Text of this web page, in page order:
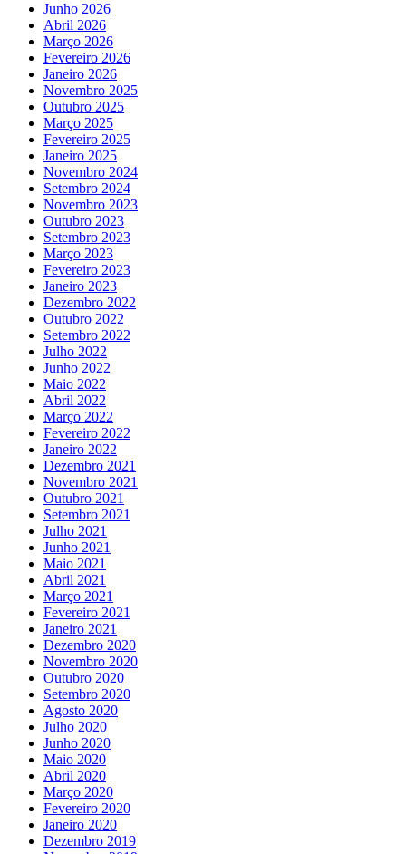
Junho 2026
Abril 2026
Março 2026
Fevereiro 2026
Janeiro 2026
Novembro 2025
Outubro 2025
Março 2025
Fevereiro 2025
Janeiro 2025
Novembro 2024
Setembro 2024
Novembro 2023
Outubro 2023
Setembro 2023
Março 2023
Fevereiro 2023
Janeiro 2023
Dezembro 2022
Outubro 2022
Setembro 2022
Julho 2022
Junho 2022
Maio 2022
Abril 2022
Março 2022
Fevereiro 2022
Janeiro 2022
Dezembro 2021
Novembro 2021
Outubro 2021
Setembro 2021
Julho 2021
Junho 2021
Maio 2021
Abril 2021
Março 2021
Fevereiro 2021
Janeiro 2021
Dezembro 2020
Novembro 2020
Outubro 2020
Setembro 2020
Agosto 2020
Julho 2020
Junho 2020
Maio 2020
Abril 2020
Março 2020
Fevereiro 2020
Janeiro 2020
Dezembro 2019